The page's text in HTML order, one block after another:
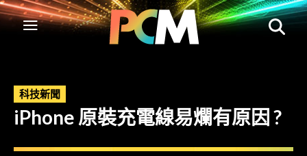
科技新聞
iPhone 原裝充電線易爛有原因 ?